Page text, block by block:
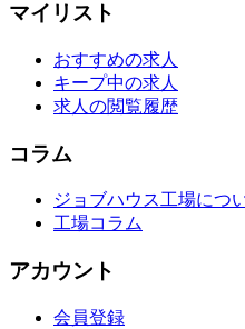
マイリスト
おすすめの求人
キープ中の求人
求人の閲覧履歴
コラム
ジョブハウス工場につ
工場コラム
アカウント
会員登録